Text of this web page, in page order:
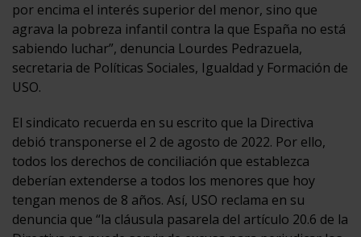
por encima el interés superior del menor, sino que
agrava la pobreza infantil contra la que España no está
sabiendo luchar”, denuncia Lourdes Pedrazuela,
secretaria de Políticas Sociales, Igualdad y Formación de
USO.
El sindicato recuerda en su escrito que la Directiva
debió transponerse el 2 de agosto de 2022. Por ello,
todos los derechos de conciliación que establezca
deberían extenderse a todos los menores que hoy
tengan menos de 8 años. Así, USO reclama en su
denuncia que “la cláusula pasarela del artículo 20.6 de la